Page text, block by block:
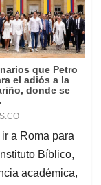
a Roma para
Bíblico,
académica,